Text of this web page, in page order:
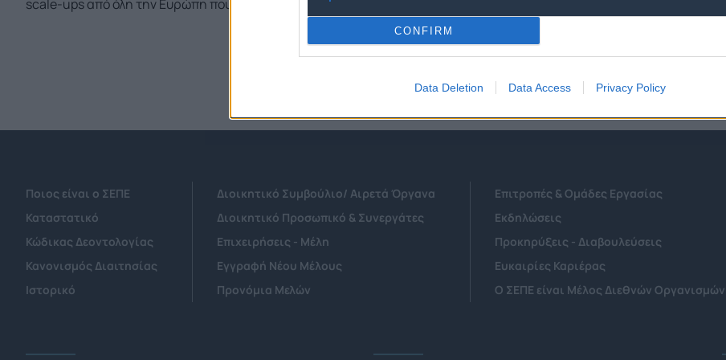
CONFIRM
Data Deletion Data Access Privacy Policy
scale-ups από όλη την Ευρώπη που έχουν τη δυνατότητα να γίνουν οι μελλοντικοί γίγαντες της ευρωπαϊκής τεχνολογίας.
Ποιος είναι ο ΣΕΠΕ
Καταστατικό
Κώδικας Δεοντολογίας
Κανονισμός Διαιτησίας
Ιστορικό
Διοικητικό Συμβούλιο/ Αιρετά Όργανα
Διοικητικό Προσωπικό & Συνεργάτες
Επιχειρήσεις - Μέλη
Εγγραφή Νέου Μέλους
Προνόμια Μελών
Επιτροπές & Ομάδες Εργασίας
Εκδηλώσεις
Προκηρύξεις - Διαβουλεύσεις
Ευκαιρίες Καριέρας
Ο ΣΕΠΕ είναι Μέλος Διεθνών Οργανισμών